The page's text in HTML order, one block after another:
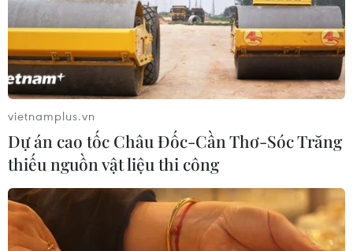
Theo dõi VietnamPlus
TIN LIÊN QUAN
vietnamplus.vn
Dự án cao tốc Châu Đốc-Cần Thơ-Sóc Trăng
thiếu nguồn vật liệu thi công